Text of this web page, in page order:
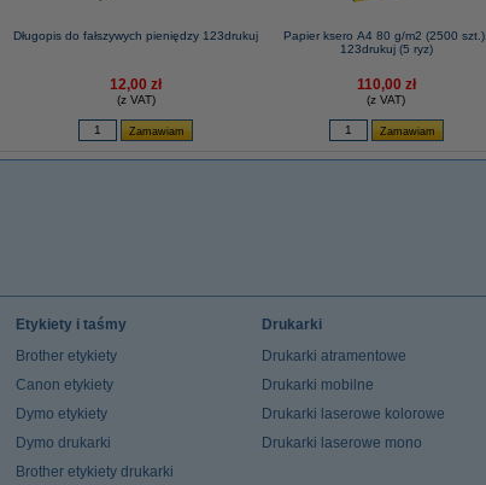
Długopis do fałszywych pieniędzy 123drukuj
12,00 zł
(z VAT)
Papier ksero A4 80 g/m2 (2500 szt.),
123drukuj (5 ryz)
110,00 zł
(z VAT)
Etykiety i taśmy
Brother etykiety
Canon etykiety
Dymo etykiety
Dymo drukarki
Brother etykiety drukarki
Drukarki
Drukarki atramentowe
Drukarki mobilne
Drukarki laserowe kolorowe
Drukarki laserowe mono